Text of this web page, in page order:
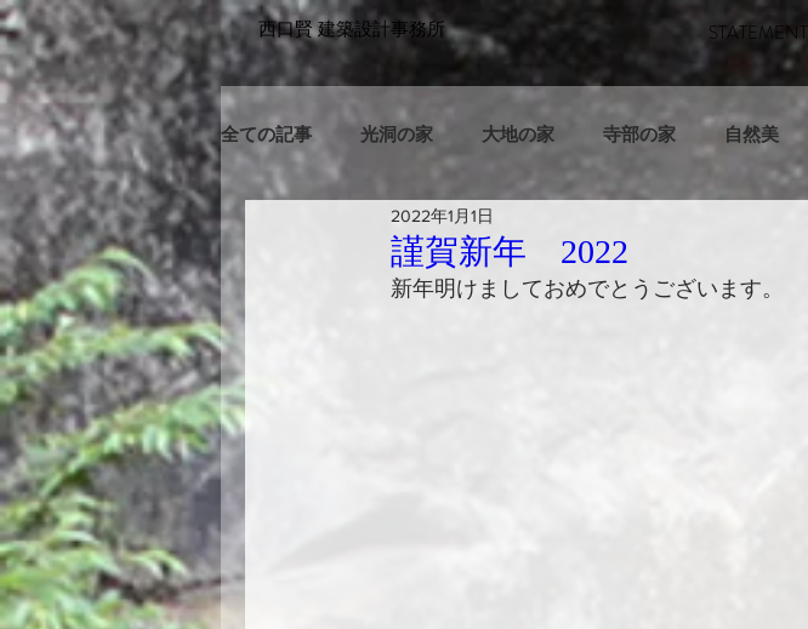
​西口賢 建築設計事務所 STATEMENT
全ての記事 光洞の家 大地の家 寺部の家 自然美
謹賀新年 2022
2022年1月1日
新年明けましておめでとうございます。